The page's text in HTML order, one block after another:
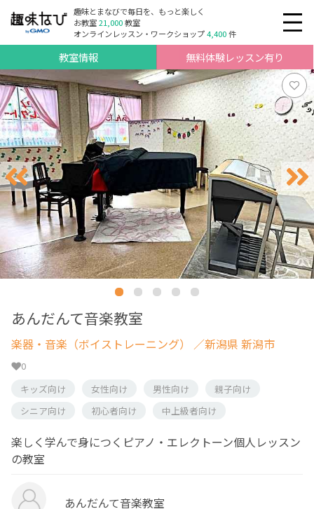
趣味とまなびで毎日を、もっと楽しく
お教室21,000教室
オンラインレッスン・ワークショップ4,400件
教室情報 無料体験レッスン有り
あんだんて音楽教室
楽器・音楽（ボイストレーニング） ／新潟県 新潟市
0
キッズ向け
女性向け 男性向け
親子向け
シニア向け
初心者向け 中上級者向け
楽しく学んで身につくピアノ・エレクトーン個人レッスン
の教室
あんだんて音楽教室